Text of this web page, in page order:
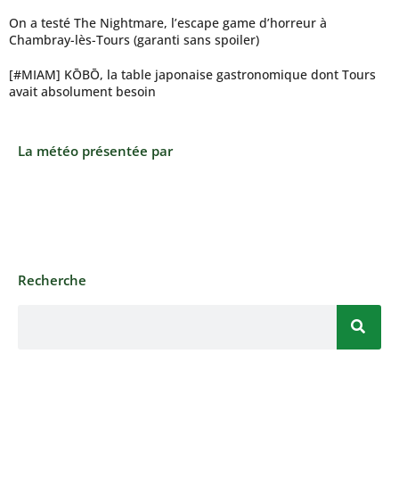
On a testé The Nightmare, l’escape game d’horreur à
Chambray-lès-Tours (garanti sans spoiler)
[#MIAM] KŌBŌ, la table japonaise gastronomique dont Tours
avait absolument besoin
La météo présentée par
Recherche